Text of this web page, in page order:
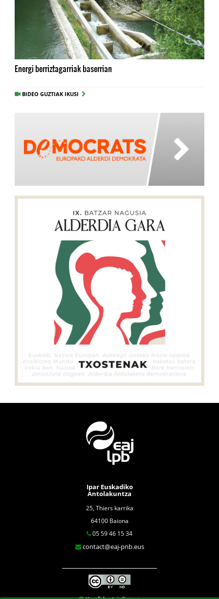
Energi berriztagarriak baserrian
BIDEO GUZTIAK IKUSI
Ipar Euskadiko
Antolakuntza
25, Thiers karrika
64100 Baiona
05 59 46 15 34
contact@eaj-pnb.eus